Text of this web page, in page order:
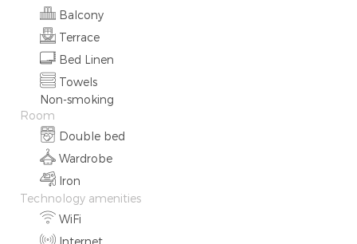
Balcony
Terrace
Bed Linen
Towels
Non-smoking
Room
Double bed
Wardrobe
Iron
Technology amenities
WiFi
Internet